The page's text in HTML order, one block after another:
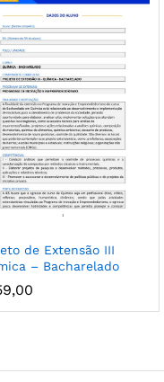
de Extensão III
– Bacharelado